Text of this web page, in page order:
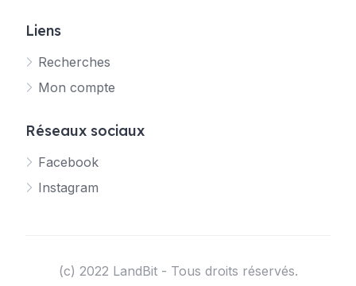
Liens
Recherches
Mon compte
Réseaux sociaux
Facebook
Instagram
(c) 2022 LandBit - Tous droits réservés.